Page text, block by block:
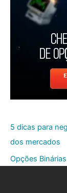
5 dicas para
dos mercados
Opções
Como